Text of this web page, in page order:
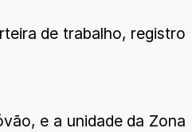
de trabalho, registro
e a unidade da Zona